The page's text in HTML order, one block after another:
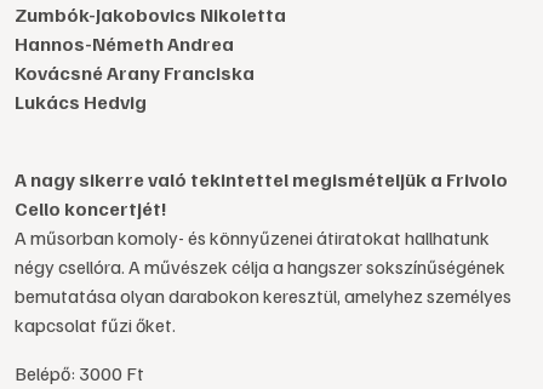
Zumbók-Jakobovics Nikoletta
Hannos-Németh Andrea
Kovácsné Arany Franciska
Lukács Hedvig
A nagy sikerre való tekintettel megismételjük a Frivolo
Cello koncertjét!
A műsorban komoly- és könnyűzenei átiratokat hallhatunk
négy csellóra. A művészek célja a hangszer sokszínűségének
bemutatása olyan darabokon keresztül, amelyhez személyes
kapcsolat fűzi őket.
Belépő: 3000 Ft